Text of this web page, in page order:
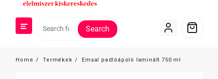
Search
Home Termékek Emsal padlóápoló laminált 750 ml